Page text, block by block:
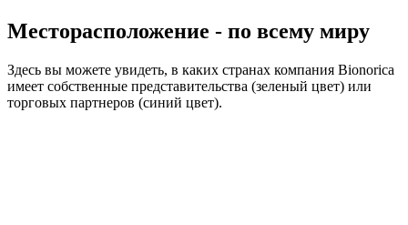
Месторасположение - по всему миру
Здесь вы можете увидеть, в каких странах компания Bionorica
имеет собственные представительства (зеленый цвет) или
торговых партнеров (синий цвет).